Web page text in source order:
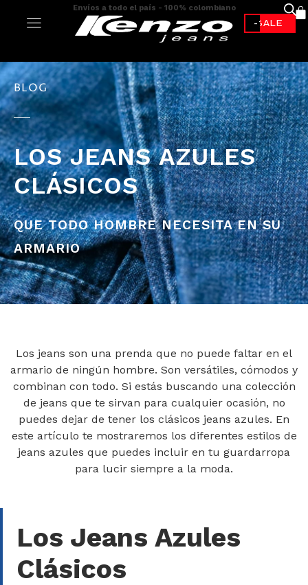
Envíos a todo el país - 100% colombiano
-70%*
BLOG
LOS JEANS AZULES
CLÁSICOS
QUE TODO HOMBRE NECESITA EN SU
ARMARIO
Los jeans son una prenda que no puede faltar en el
armario de ningún hombre. Son versátiles, cómodos y
combinan con todo. Si estás buscando una colección
de jeans que te sirvan para cualquier ocasión, no
puedes dejar de tener los clásicos jeans azules. En
este artículo te mostraremos los diferentes estilos de
jeans azules que puedes incluir en tu guardarropa
para lucir siempre a la moda.
Los Jeans Azules
Clásicos